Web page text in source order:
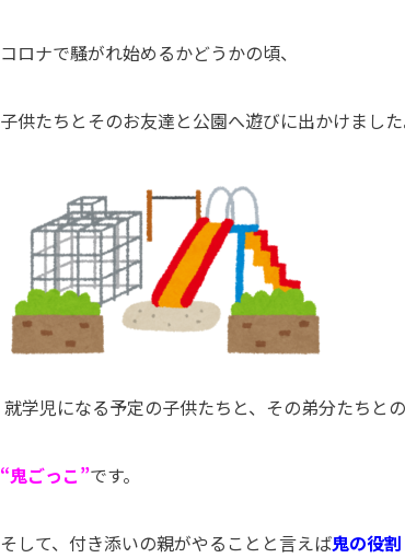
コロナで騒がれ始めるかどうかの頃、
子供たちとそのお友達と公園へ遊びに出かけました
就学児になる予定の子供たちと、その弟分たちと
“鬼ごっこ”です。
そして、付き添いの親がやることと言えば鬼の役割